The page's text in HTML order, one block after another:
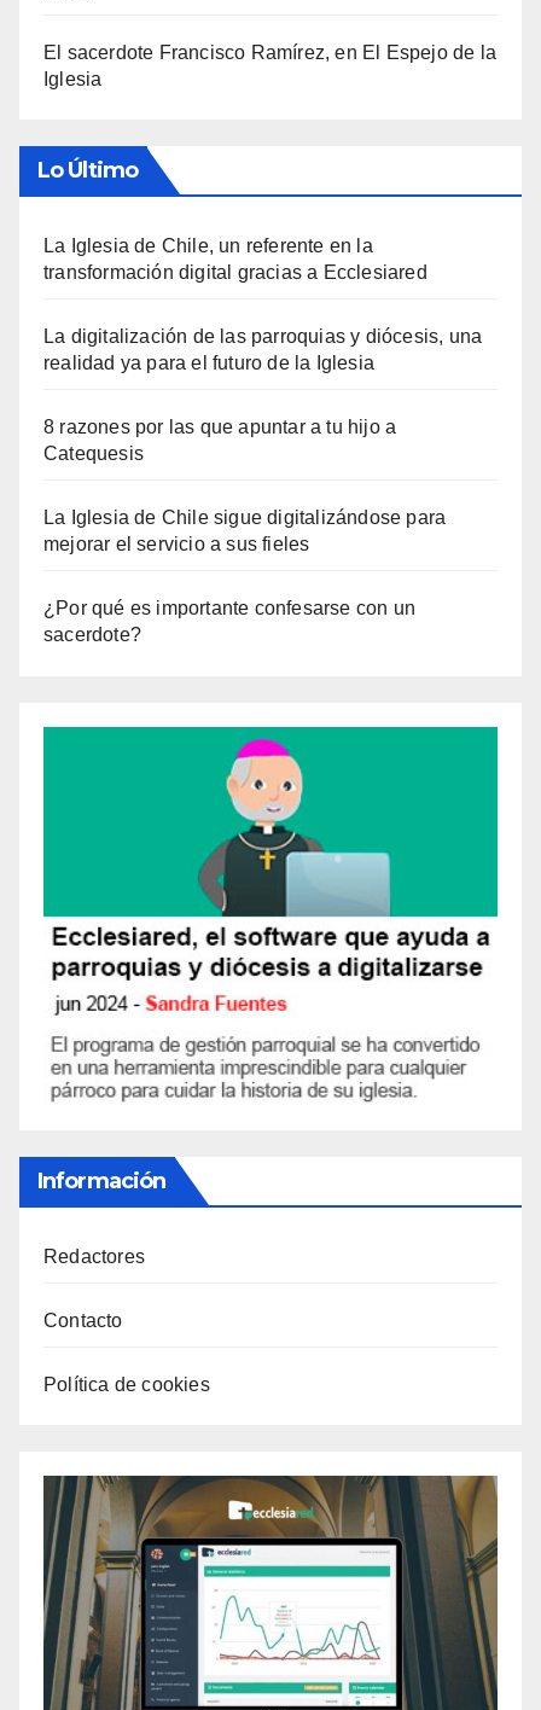
El sacerdote Francisco Ramírez, en El Espejo de la
Iglesia
Lo Último
La Iglesia de Chile, un referente en la
transformación digital gracias a Ecclesiared
La digitalización de las parroquias y diócesis, una
realidad ya para el futuro de la Iglesia
8 razones por las que apuntar a tu hijo a
Catequesis
La Iglesia de Chile sigue digitalizándose para
mejorar el servicio a sus fieles
¿Por qué es importante confesarse con un
sacerdote?
Información
Redactores
Contacto
Política de cookies